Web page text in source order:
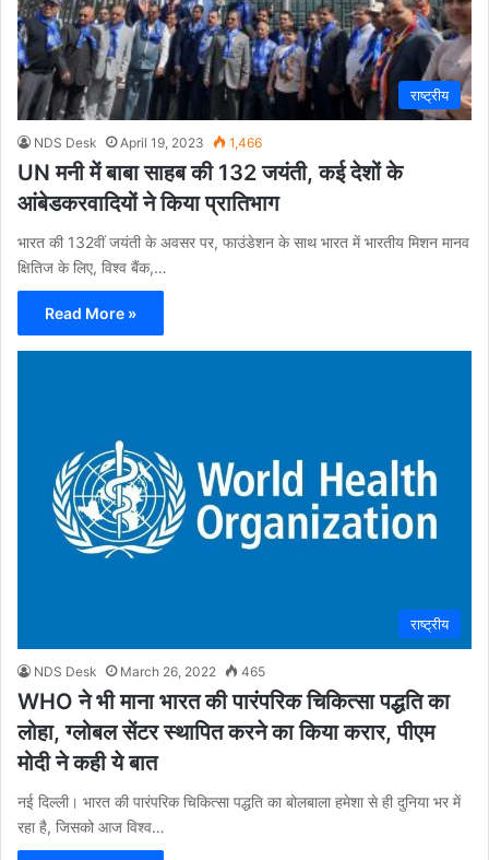
राष्ट्रीय
NDS Desk April 19, 2023 1,466
UN मनी में बाबा साहब की 132 जयंती, कई देशों के
आंबेडकरवादियों ने किया प्रातिभाग
भारत की 132वीं जयंती के अवसर पर, फाउंडेशन के साथ भारत में भारतीय मिशन मानव
क्षितिज के लिए, विश्व बैंक,…
Read More »
राष्ट्रीय
NDS Desk March 26, 2022 465
WHO ने भी माना भारत की पारंपरिक चिकित्सा पद्धति का
लोहा, ग्लोबल सेंटर स्थापित करने का किया करार, पीएम
मोदी ने कही ये बात
नई दिल्ली। भारत की पारंपरिक चिकित्सा पद्धति का बोलबाला हमेशा से ही दुनिया भर में
रहा है, जिसको आज विश्व…